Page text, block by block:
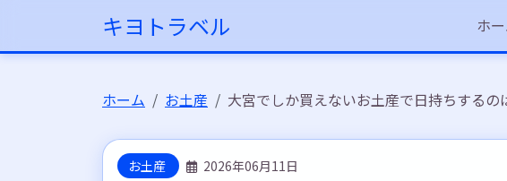
キヨトラベル ホ
ホーム お土産 大宮でしか買えないお土産で日持ちするの
お土産 2026年06月11日